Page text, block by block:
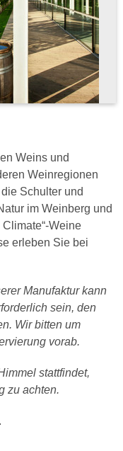
Weins und
Weinregionen
Schulter und
im Weinberg und
Weine
erleben Sie bei
Manufaktur kann
sein, den
Wir bitten um
vorab.
stattfindet,
zu achten.